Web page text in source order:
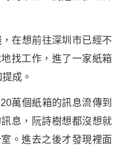
在想前往深圳市已經不
找工作，進了一家紙箱
成。
萬個紙箱的訊息流傳到
息，阮詩樹想都沒想就
。進去之後才發現裡面